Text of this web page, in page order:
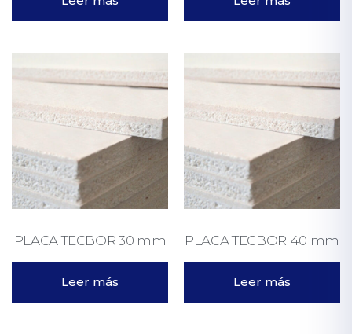
PLACA TECBOR 30 mm
Leer más
PLACA TECBOR 40 mm
Leer más